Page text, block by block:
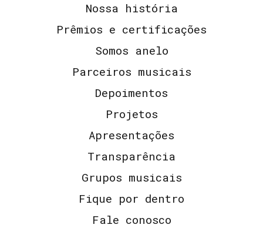
Nossa história
Prêmios e certificações
Somos anelo
Parceiros musicais
Depoimentos
Projetos
Apresentações
Transparência
Grupos musicais
Fique por dentro
Fale conosco